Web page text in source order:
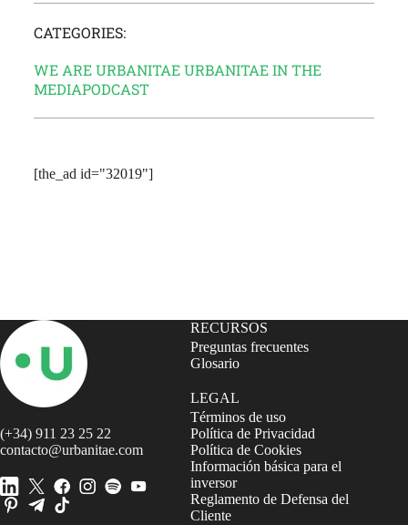
CATEGORIES:
WE ARE URBANITAEURBANITAE IN THE
MEDIAPODCAST
[the_ad id="32019"]
(+34) 911 23 25 22
contacto@urbanitae.com
RECURSOS
Preguntas frecuentes
Glosario
LEGAL
Términos de uso
Política de Privacidad
Política de Cookies
Información básica para el
inversor
Reglamento de Defensa del
Cliente